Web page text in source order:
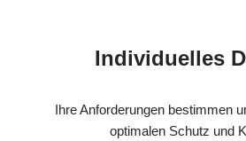
Individuelles
Ihre Anforderungen bestimmen
optimalen Schutz und